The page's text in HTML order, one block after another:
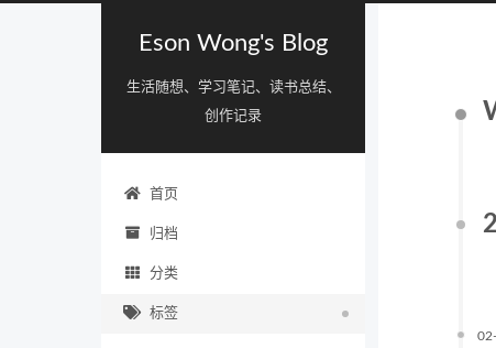
Eson Wong's Blog
生活随想、学习笔记、读书总结、
创作记录
首页
归档
分类
标签